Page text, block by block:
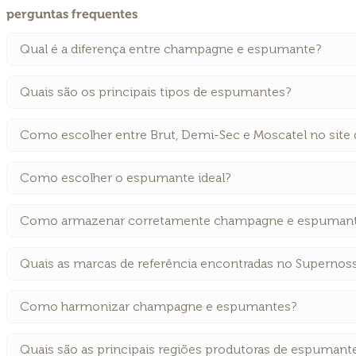
perguntas frequentes
Qual é a diferença entre champagne e espumante?
Quais são os principais tipos de espumantes?
Como escolher entre Brut, Demi-Sec e Moscatel no site
Como escolher o espumante ideal?
Como armazenar corretamente champagne e
Quais as marcas de referência encontradas no
Como harmonizar champagne e espumantes?
Quais são as principais regiões produtoras de